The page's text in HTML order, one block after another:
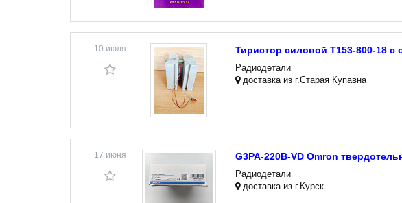
10 июля Тиристор силовой Т153-800-18 с
Радиодетали
доставка из г.Старая Купавна
17 июня G3PA-220B-VD Omron
Радиодетали
доставка из г.Курск